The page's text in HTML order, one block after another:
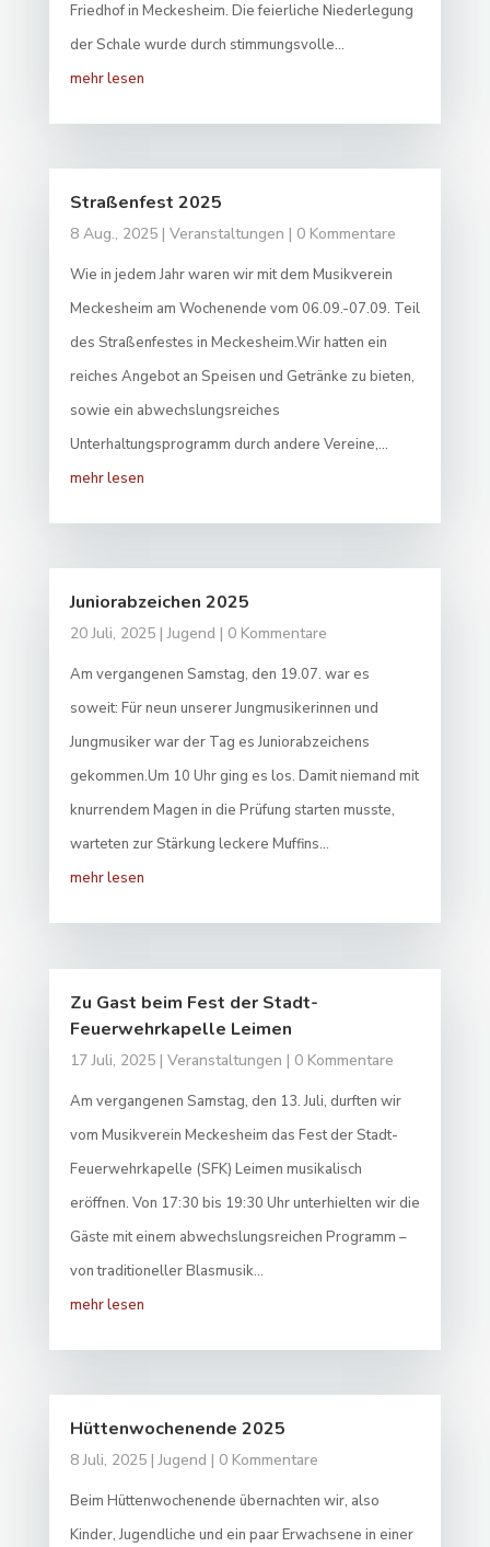
Friedhof in Meckesheim. Die feierliche Niederlegung
der Schale wurde durch stimmungsvolle...
mehr lesen
Straßenfest 2025
8 Aug., 2025| Veranstaltungen | 0 Kommentare
Wie in jedem Jahr waren wir mit dem Musikverein
Meckesheim am Wochenende vom 06.09.-07.09. Teil
des Straßenfestes in Meckesheim.Wir hatten ein
reiches Angebot an Speisen und Getränke zu bieten,
sowie ein abwechslungsreiches
Unterhaltungsprogramm durch andere Vereine,...
mehr lesen
Juniorabzeichen 2025
20 Juli, 2025|Jugend | 0 Kommentare
Am vergangenen Samstag, den 19.07. war es
soweit: Für neun unserer Jungmusikerinnen und
Jungmusiker war der Tag es Juniorabzeichens
gekommen.Um 10 Uhr ging es los. Damit niemand mit
knurrendem Magen in die Prüfung starten musste,
warteten zur Stärkung leckere Muffins...
mehr lesen
Zu Gast beim Fest der Stadt-
Feuerwehrkapelle Leimen
17 Juli, 2025| Veranstaltungen | 0 Kommentare
Am vergangenen Samstag, den 13. Juli, durften wir
vom Musikverein Meckesheim das Fest der Stadt-
Feuerwehrkapelle (SFK) Leimen musikalisch
eröffnen. Von 17:30 bis 19:30 Uhr unterhielten wir die
Gäste mit einem abwechslungsreichen Programm –
von traditioneller Blasmusik...
mehr lesen
Hüttenwochenende 2025
8 Juli, 2025|Jugend | 0 Kommentare
Beim Hüttenwochenende übernachten wir, also
Kinder, Jugendliche und ein paar Erwachsene in einer